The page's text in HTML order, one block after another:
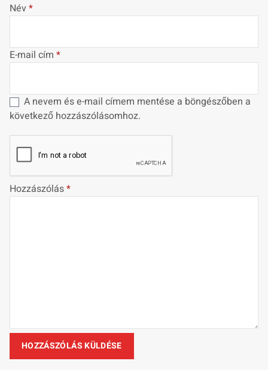
Név*
E-mail cím *
A nevem és e-mail címem mentése a böngészőben a
következő hozzászólásomhoz.
Hozzászólás*